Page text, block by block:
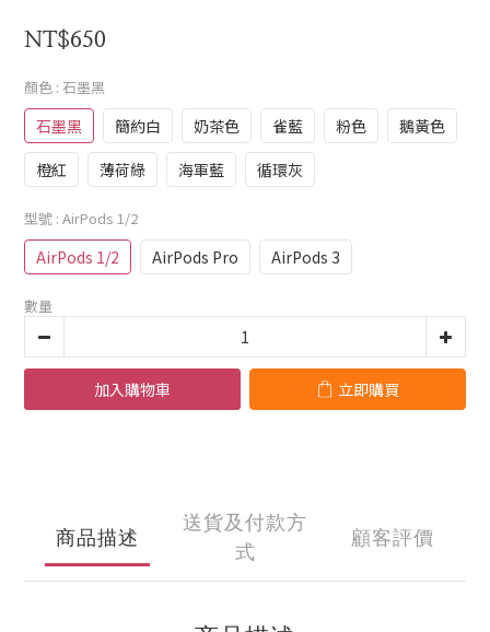
NT$650
顏色 : 石墨黑
石墨黑 簡約白 奶茶色 雀藍 粉色
鵝黃色
橙紅
薄荷綠 海軍藍 循環灰
型號 : AirPods 1/2
AirPods 1/2 AirPods Pro AirPods 3
數量
加入購物車 立即購買
商品描述
送貨及付款方
式
顧客評價